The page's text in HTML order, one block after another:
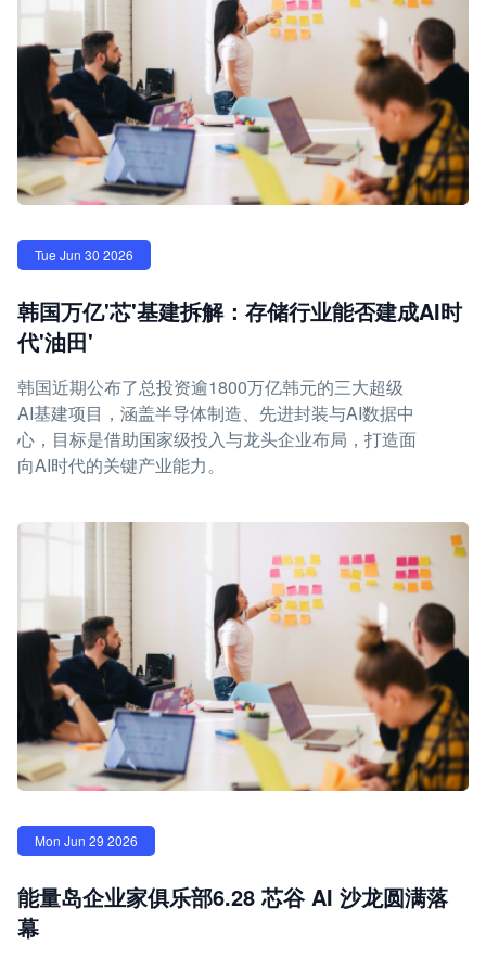
Tue Jun 30 2026
韩国万亿'芯'基建拆解：存储行业能否建成AI时
代'油田'
韩国近期公布了总投资逾1800万亿韩元的三大超级
AI基建项目，涵盖半导体制造、先进封装与AI数据中
心，目标是借助国家级投入与龙头企业布局，打造面
向AI时代的关键产业能力。
Mon Jun 29 2026
能量岛企业家俱乐部6.28 芯谷 AI 沙龙圆满落
幕